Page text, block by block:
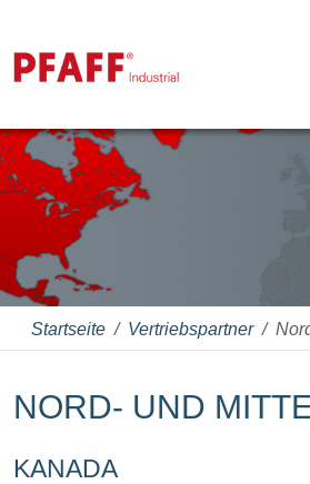
Startseite Vertriebspartner
NORD- UND
KANADA